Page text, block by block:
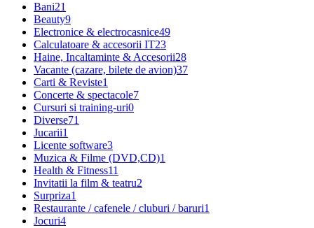
Bani21
Beauty9
Electronice & electrocasnice49
Calculatoare & accesorii IT23
Haine, Incaltaminte & Accesorii28
Vacante (cazare, bilete de avion)37
Carti & Reviste1
Concerte & spectacole7
Cursuri si training-uri0
Diverse71
Jucarii1
Licente software3
Muzica & Filme (DVD,CD)1
Health & Fitness11
Invitatii la film & teatru2
Surpriza1
Restaurante / cafenele / cluburi / baruri1
Jocuri4